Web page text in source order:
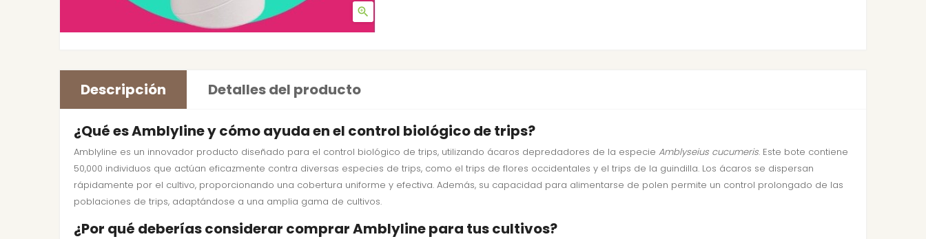

Descripción Detalles del producto
¿Qué es Amblyline y cómo ayuda en el control biológico de trips?
Amblyline es un innovador producto diseñado para el control biológico de trips, utilizando ácaros depredadores de la especie Amblyseius cucumeris. Este bote contiene
50,000 individuos que actúan eficazmente contra diversas especies de trips, como el trips de flores occidentales y el trips de la guindilla. Los ácaros se dispersan
rápidamente por el cultivo, proporcionando una cobertura uniforme y efectiva. Además, su capacidad para alimentarse de polen permite un control prolongado de las
poblaciones de trips, adaptándose a una amplia gama de cultivos.
¿Por qué deberías considerar comprar Amblyline para tus cultivos?